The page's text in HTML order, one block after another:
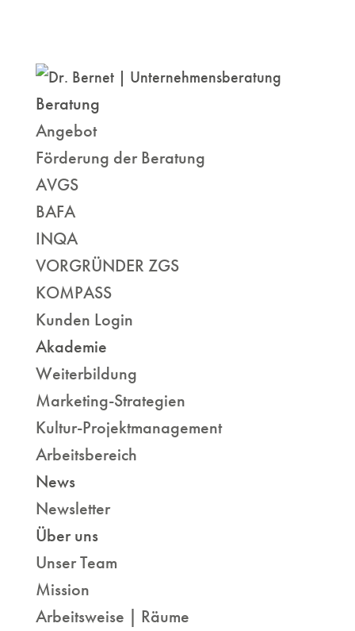
Beratung
Angebot
Förderung der Beratung
AVGS
BAFA
INQA
VORGRÜNDER ZGS
KOMPASS
Kunden Login
Akademie
Weiterbildung
Marketing-Strategien
Kultur-Projektmanagement
Arbeitsbereich
News
Newsletter
Über uns
Unser Team
Mission
Arbeitsweise | Räume